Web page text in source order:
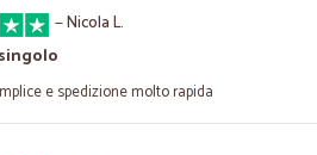
—Nicola L.
e spedizione molto rapida